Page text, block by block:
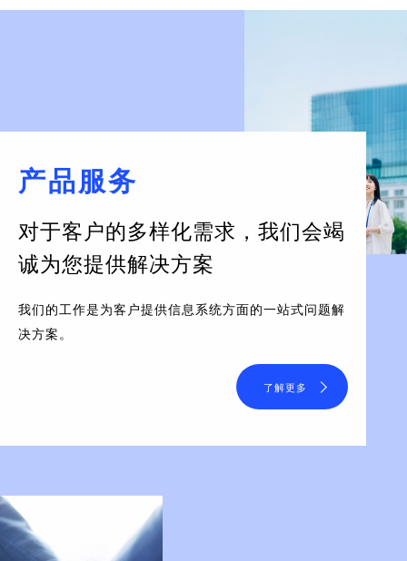
产品服务
对于客户的多样化需求， 我们会竭
诚为您提供解决方案
我们的工作是为客户提供信息系统方面的一站式问题解
决方案。
了解更多